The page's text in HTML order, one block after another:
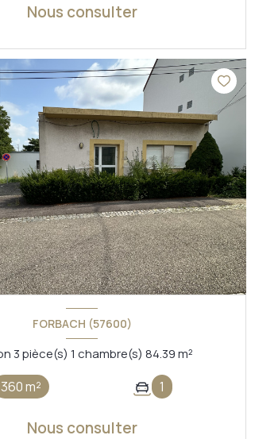
Nous consulter
VOIR LE BIEN
FORBACH (57600)
Maison 3 pièce(s) 1 chambre(s) 84.39 m²
360 m² 1
Nous consulter